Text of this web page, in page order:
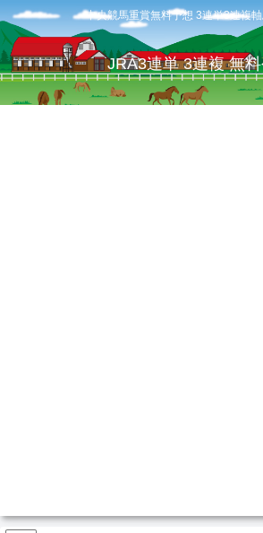
中央競馬重賞無料予想 3連単3連複
JRA3連単 3連複 無